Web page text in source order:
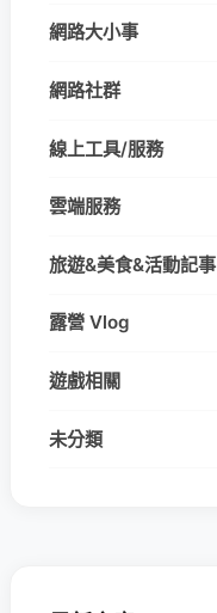
網路大小事
網路社群
線上工具/服務
雲端服務
旅遊&美食&活動記事
露營 Vlog
遊戲相關
未分類